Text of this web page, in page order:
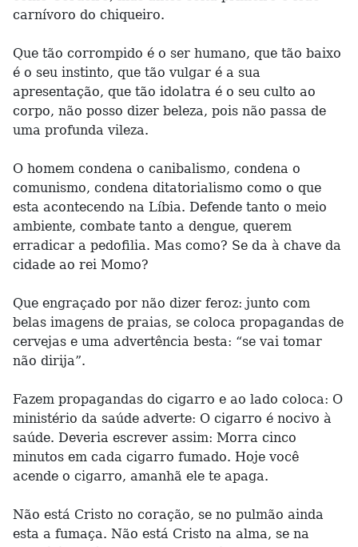
carnívoro do chiqueiro.
Que tão corrompido é o ser humano, que tão baixo
é o seu instinto, que tão vulgar é a sua
apresentação, que tão idolatra é o seu culto ao
corpo, não posso dizer beleza, pois não passa de
uma profunda vileza.
O homem condena o canibalismo, condena o
comunismo, condena ditatorialismo como o que
esta acontecendo na Líbia. Defende tanto o meio
ambiente, combate tanto a dengue, querem
erradicar a pedofilia. Mas como? Se da à chave da
cidade ao rei Momo?
Que engraçado por não dizer feroz: junto com
belas imagens de praias, se coloca propagandas de
cervejas e uma advertência besta: “se vai tomar
não dirija”.
Fazem propagandas do cigarro e ao lado coloca: O
ministério da saúde adverte: O cigarro é nocivo à
saúde. Deveria escrever assim: Morra cinco
minutos em cada cigarro fumado. Hoje você
acende o cigarro, amanhã ele te apaga.
Não está Cristo no coração, se no pulmão ainda
esta a fumaça. Não está Cristo na alma, se na